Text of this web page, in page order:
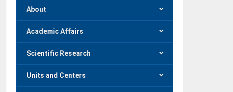
About
Academic Affairs
Scientific Research
Units and Centers